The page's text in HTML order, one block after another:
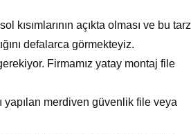
kısımlarının açıkta olması ve bu tarz
defalarca görmekteyiz.
Firmamız yatay montaj file
yapılan merdiven güvenlik file veya